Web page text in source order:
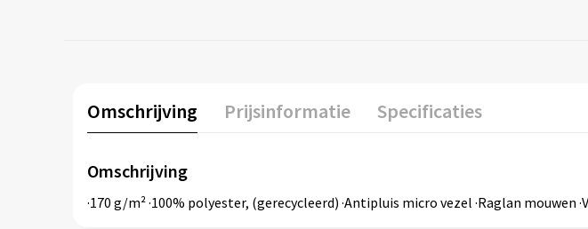
Omschrijving Prijsinformatie Specificaties
Omschrijving
·170 g/m² ·100% polyester, (gerecycleerd) ·Antipluis micro vezel ·Raglan